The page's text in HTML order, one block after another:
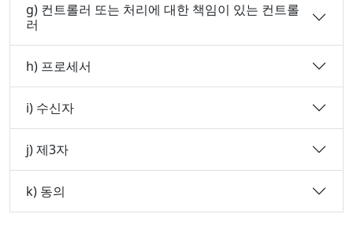
g) 컨트롤러 또는 처리에 대한 책임이 있는 컨트롤
러
h) 프로세서
i) 수신자
j) 제3자
k) 동의